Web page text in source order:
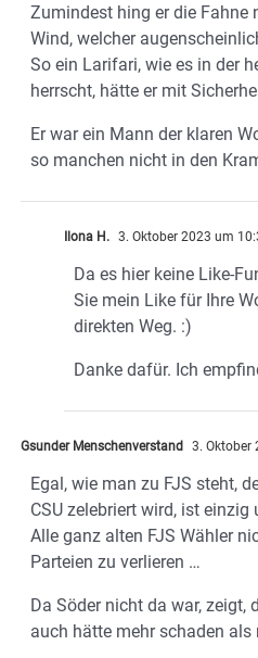
Zumindest hing er die Fahne
Wind, welcher
So ein Larifari, wie es in der
herrscht, hätte er mit
Er war ein Mann der klaren
so manchen nicht in den
Ilona H. 3. Oktober 2023 um
Da es hier keine Like-
Sie mein Like für Ihre
direkten Weg. :)
Danke dafür. Ich
Gsunder Menschenverstand 3. Oktober
Egal, wie man zu FJS steht,
CSU zelebriert wird, ist einzig
Alle ganz alten FJS Wähler
Parteien zu verlieren …
Da Söder nicht da war, zeigt,
auch hätte mehr schaden als